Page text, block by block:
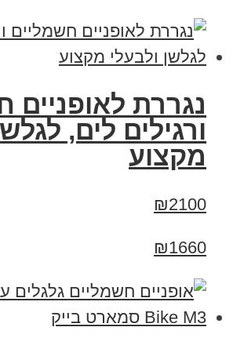
נגררת לאופניים
ורגילים לים,
מקצוע
₪2100
₪1660